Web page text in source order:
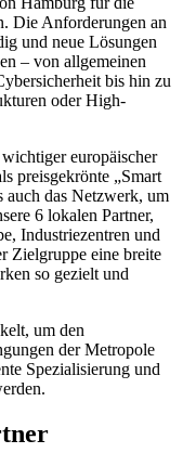
Die Anforderungen an
und neue Lösungen
– von allgemeinen
bis hin zu
oder High-
europäischer
preisgekrönte „Smart
auch das Netzwerk, um
6 lokalen Partner,
Industriezentren und
Zielgruppe eine breite
so gezielt und
um den
der Metropole
Spezialisierung und